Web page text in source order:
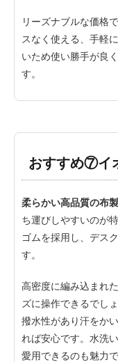
リーズナブルな価格
スなく使える、手軽
いため使い勝手が良
す。
おすすめ⑦イ
柔らかい高品質の布
ち運びしやすいのが
ゴムを採用し、デス
す。
高密度に編み込まれ
ズに操作できるでし
撥水性があり汗をか
れば安心です。水洗
愛用できるのも魅力で